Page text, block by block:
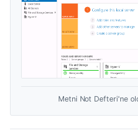
Metni Not Defteri'ne